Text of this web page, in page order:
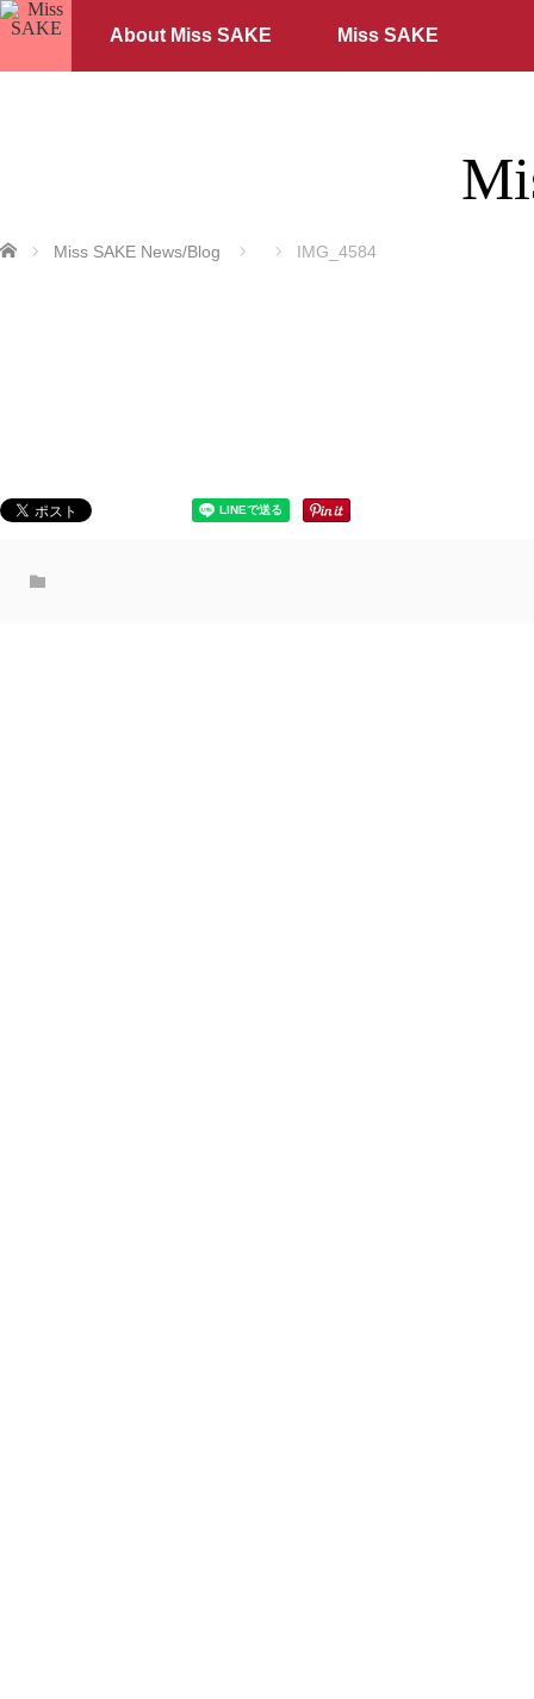
About Miss SAKE Miss SAKE
ホーム Miss SAKE News/Blog IMG_4584